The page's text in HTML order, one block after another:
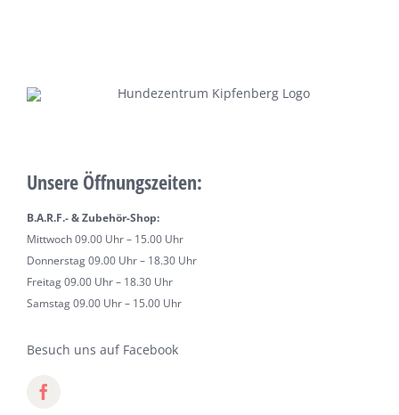
Unsere Öffnungszeiten:
B.A.R.F.- & Zubehör-Shop:
Mittwoch 09.00 Uhr – 15.00 Uhr
Donnerstag 09.00 Uhr – 18.30 Uhr
Freitag 09.00 Uhr – 18.30 Uhr
Samstag 09.00 Uhr – 15.00 Uhr
Besuch uns auf Facebook